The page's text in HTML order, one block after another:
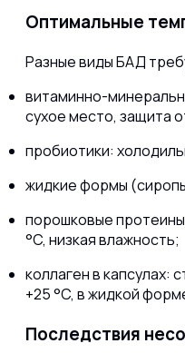
Оптимальные
Разные виды БАД
витаминно-
сухое место, защита
пробиотики:
жидкие формы
порошковые
°C, низкая влажность;
коллаген в капсулах:
+25 °C, в жидкой
Последствия